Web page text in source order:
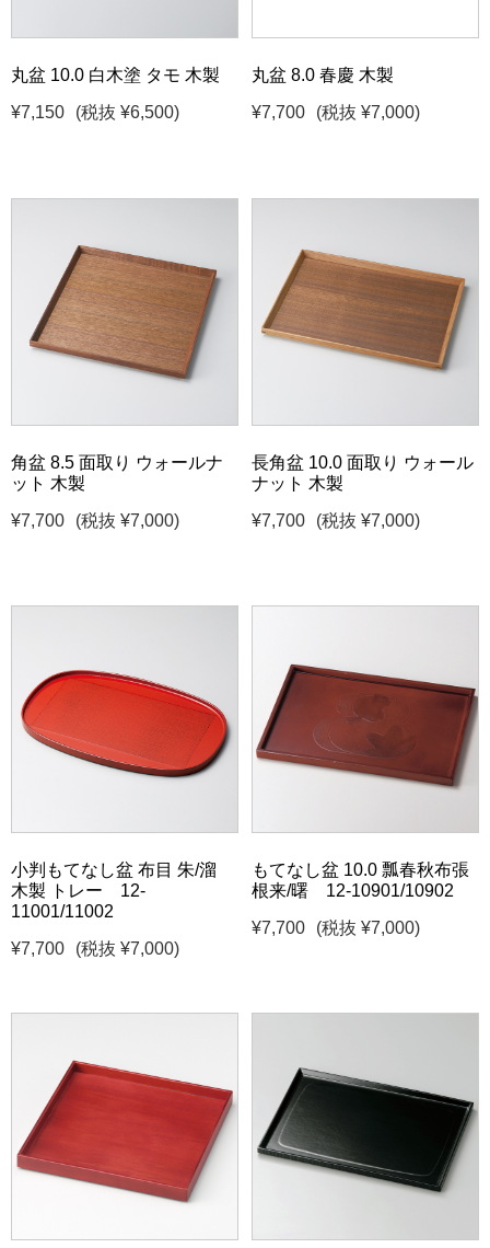
丸盆 10.0 白木塗 タモ 木製
¥7,150
(税抜 ¥6,500)
丸盆 8.0 春慶 木製
¥7,700
(税抜 ¥7,000)
角盆 8.5 面取り ウォールナ
ット 木製
¥7,700
(税抜 ¥7,000)
長角盆 10.0 面取り ウォール
ナット 木製
¥7,700
(税抜 ¥7,000)
小判もてなし盆 布目 朱/溜
木製 トレー 12-
11001/11002
¥7,700
(税抜 ¥7,000)
もてなし盆 10.0 瓢春秋布張
根来/曙 12-10901/10902
¥7,700
(税抜 ¥7,000)